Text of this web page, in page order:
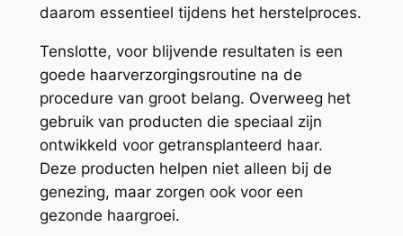
daarom essentieel tijdens het herstelproces.
Tenslotte, voor blijvende resultaten is een
goede haarverzorgingsroutine na de
procedure van groot belang. Overweeg het
gebruik van producten die speciaal zijn
ontwikkeld voor getransplanteerd haar.
Deze producten helpen niet alleen bij de
genezing, maar zorgen ook voor een
gezonde haargroei.